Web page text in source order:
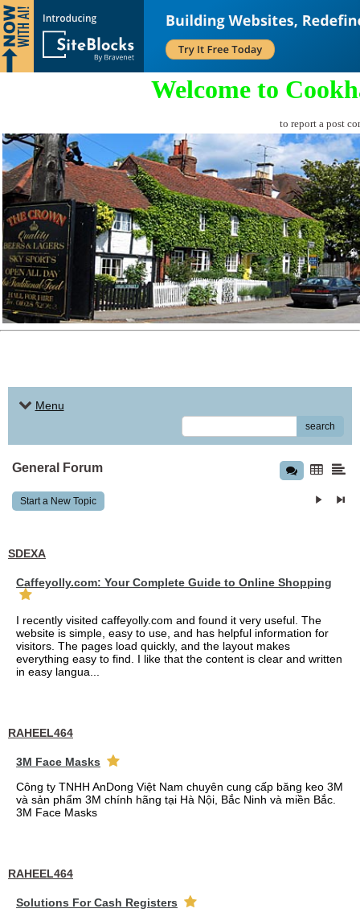
Welcome to
to report a post
Menu
search
General Forum
Start a New Topic
SDEXA
Caffeyolly.com: Your Complete Guide to Online Shopping
I recently visited caffeyolly.com and found it very useful. The
website is simple, easy to use, and has helpful information for
visitors. The pages load quickly, and the layout makes
everything easy to find. I like that the content is clear and written
in easy langua...
RAHEEL464
3M Face Masks
Công ty TNHH AnDong Việt Nam chuyên cung cấp băng keo 3M
và sản phẩm 3M chính hãng tại Hà Nội, Bắc Ninh và miền Bắc.
3M Face Masks
RAHEEL464
Solutions For Cash Registers